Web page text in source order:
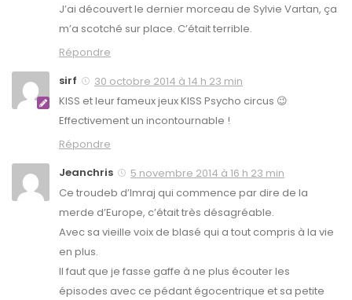
J’ai découvert le dernier morceau de Sylvie Vartan, ça
m’a scotché sur place. C’était terrible.
Répondre
sirf
30 octobre 2014 à 14 h 23 min
KISS et leur fameux jeux KISS Psycho circus 😉
Effectivement un incontournable !
Répondre
Jeanchris
5 novembre 2014 à 16 h 23 min
Ce troudeb d’Imraj qui commence par dire de la
merde d’Europe, c’était très désagréable.
Avec sa vieille voix de blasé qui a tout compris à la vie
en plus.
Il faut que je fasse gaffe à ne plus écouter les
épisodes avec ce pédant égocentrique et sa petite